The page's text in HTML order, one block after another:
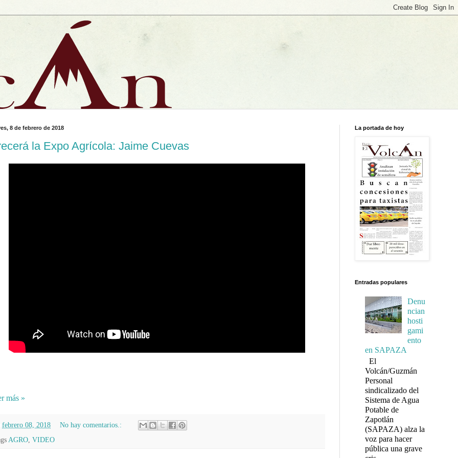
8 de febrero de 2018
la Expo Agrícola: Jaime Cuevas
más »
febrero 08, 2018
No hay comentarios.:
AGRO, VIDEO
La portada de hoy
Entradas populares
Denu
ncian
hosti
gami
ento
en SAPAZA
El
Volcán/Guzmán
Personal
sindicalizado del
Sistema de Agua
Potable de
Zapotlán
(SAPAZA) alza la
voz para hacer
pública una grave